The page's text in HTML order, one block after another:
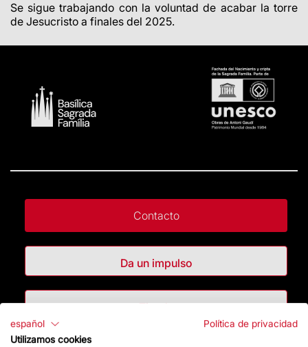
Se sigue trabajando con la voluntad de acabar la torre
de Jesucristo a finales del 2025.
Contacto
Da un impulso
Tienda
español
Política de privacidad
Utilizamos cookies